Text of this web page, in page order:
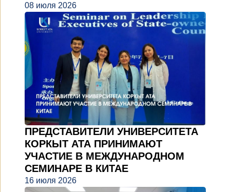
08 июля 2026
ПРЕДСТАВИТЕЛИ УНИВЕРСИТЕТА
КОРКЫТ АТА ПРИНИМАЮТ
УЧАСТИЕ В МЕЖДУНАРОДНОМ
СЕМИНАРЕ В КИТАЕ
16 июля 2026